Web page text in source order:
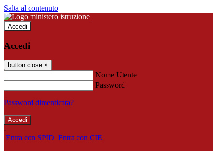
Salta al contenuto
Accedi
Accedi
button close ×
Nome Utente
Password
Password dimenticata?
-
Entra con SPID Entra con CIE